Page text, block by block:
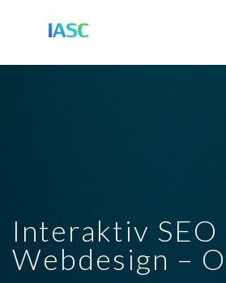
Interaktiv SEO
Webdesign –